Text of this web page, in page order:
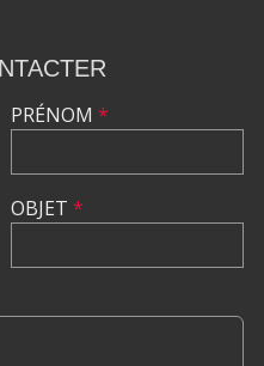
PRÉNOM *
OBJET *